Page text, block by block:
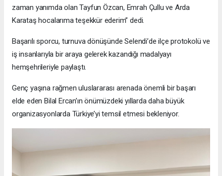
zaman yanımda olan Tayfun Özcan, Emrah Çullu ve Arda
Karataş hocalarıma teşekkür ederim” dedi.
Başarılı sporcu, turnuva dönüşünde Selendi’de ilçe protokolü ve
iş insanlarıyla bir araya gelerek kazandığı madalyayı
hemşehrileriyle paylaştı.
Genç yaşına rağmen uluslararası arenada önemli bir başarı
elde eden Bilal Ercan’ın önümüzdeki yıllarda daha büyük
organizasyonlarda Türkiye’yi temsil etmesi bekleniyor.